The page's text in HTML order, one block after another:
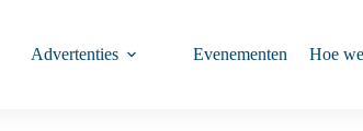
Advertenties Evenementen Hoe